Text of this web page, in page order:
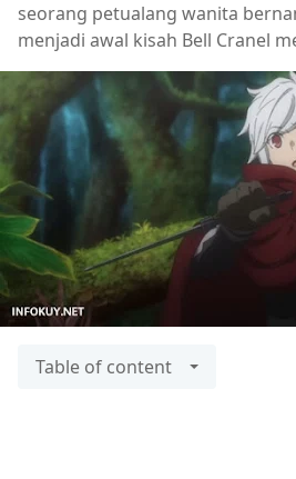
seorang petualang wanita
menjadi awal kisah Bell Cranel
Table of content